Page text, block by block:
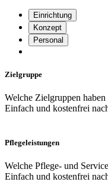
Einrichtung
Konzept
Personal
Zielgruppe
Welche Zielgruppen haben
Einfach und kostenfrei
Pflegeleistungen
Welche Pflege- und
Einfach und kostenfrei